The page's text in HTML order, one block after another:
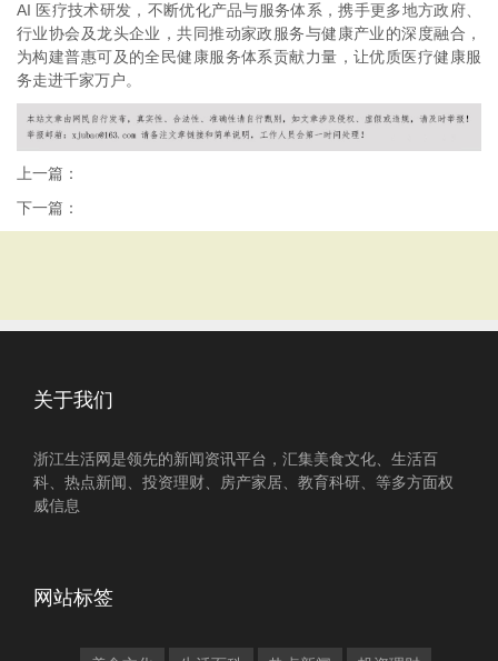
AI 医疗技术研发，不断优化产品与服务体系，携手更多地方政府、
行业协会及龙头企业，共同推动家政服务与健康产业的深度融合，
为构建普惠可及的全民健康服务体系贡献力量，让优质医疗健康服
务走进千家万户。
上一篇：
下一篇：
关于我们
浙江生活网是领先的新闻资讯平台，汇集美食文化、生活百
科、热点新闻、投资理财、房产家居、教育科研、等多方面权
威信息
网站标签